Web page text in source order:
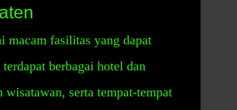
fasilitas yang dapat
berbagai hotel dan
serta tempat-tempat